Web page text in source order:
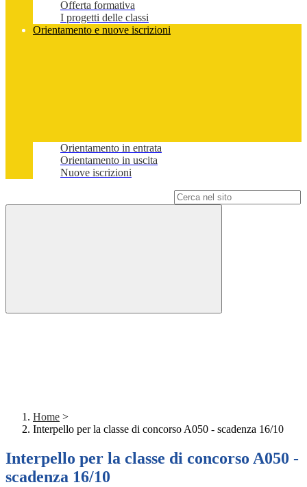
Offerta formativa
I progetti delle classi
Orientamento e nuove iscrizioni
Orientamento in entrata
Orientamento in uscita
Nuove iscrizioni
Home >
Interpello per la classe di concorso A050 - scadenza 16/10
Interpello per la classe di concorso A050 -
scadenza 16/10